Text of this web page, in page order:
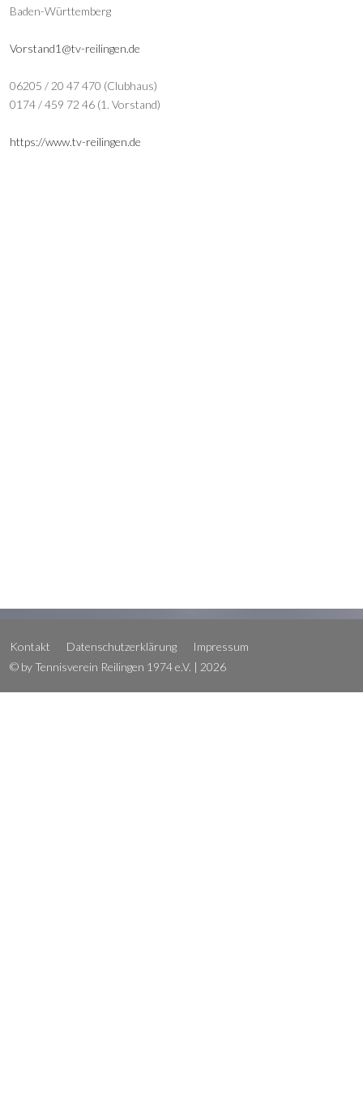
Baden-Württemberg
Vorstand1@tv-reilingen.de
06205 / 20 47 470 (Clubhaus)
0174 / 459 72 46 (1. Vorstand)
https://www.tv-reilingen.de
Kontakt Datenschutzerklärung
Impressum
© by Tennisverein Reilingen 1974 e.V. | 2026